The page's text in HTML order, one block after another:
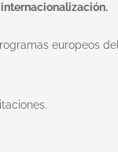
europeos